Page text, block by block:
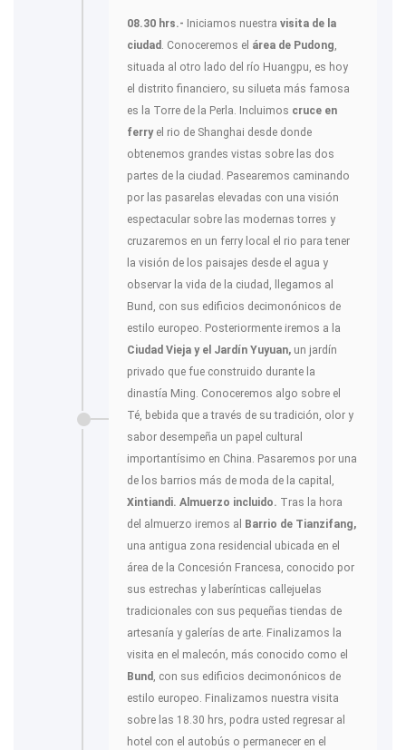
08.30 hrs.- Iniciamos nuestra visita de la
ciudad . Conoceremos el área de Pudong,
situada al otro lado del río Huangpu, es hoy
el distrito financiero, su silueta más famosa
es la Torre de la Perla. Incluimos cruce en
ferry el rio de Shanghai desde donde
obtenemos grandes vistas sobre las dos
partes de la ciudad. Pasearemos caminando
por las pasarelas elevadas con una visión
espectacular sobre las modernas torres y
cruzaremos en un ferry local el rio para tener
la visión de los paisajes desde el agua y
observar la vida de la ciudad, llegamos al
Bund, con sus edificios decimonónicos de
estilo europeo. Posteriormente iremos a la
Ciudad Vieja y el Jardín Yuyuan, un jardín
privado que fue construido durante la
dinastía Ming. Conoceremos algo sobre el
Té, bebida que a través de su tradición, olor y
sabor desempeña un papel cultural
importantísimo en China. Pasaremos por una
de los barrios más de moda de la capital,
Xintiandi. Almuerzo incluido. Tras la hora
del almuerzo iremos al
Barrio de Tianzifang,
una antigua zona residencial ubicada en el
área de la Concesión Francesa, conocido por
sus estrechas y laberínticas callejuelas
tradicionales con sus pequeñas tiendas de
artesanía y galerías de arte. Finalizamos la
visita en el malecón, más conocido como el
Bund , con sus edificios decimonónicos de
estilo europeo. Finalizamos nuestra visita
sobre las 18.30 hrs, podra usted regresar al
hotel con el autobús o permanecer en el